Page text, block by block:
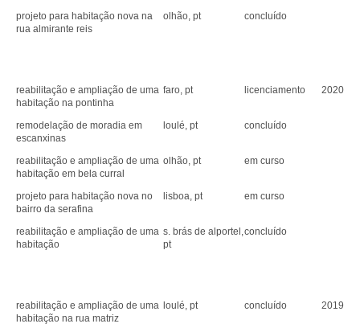
projeto para habitação nova na
rua almirante reis
olhão, pt concluído
reabilitação e ampliação de uma
habitação na pontinha
faro, pt licenciamento 2020
remodelação de moradia em
escanxinas
loulé, pt concluído
reabilitação e ampliação de uma
habitação em bela curral
olhão, pt em curso
projeto para habitação nova no
bairro da serafina
lisboa, pt em curso
reabilitação e ampliação de uma
habitação
s. brás de alportel,
pt
concluído
reabilitação e ampliação de uma
habitação na rua matriz
loulé, pt concluído 2019